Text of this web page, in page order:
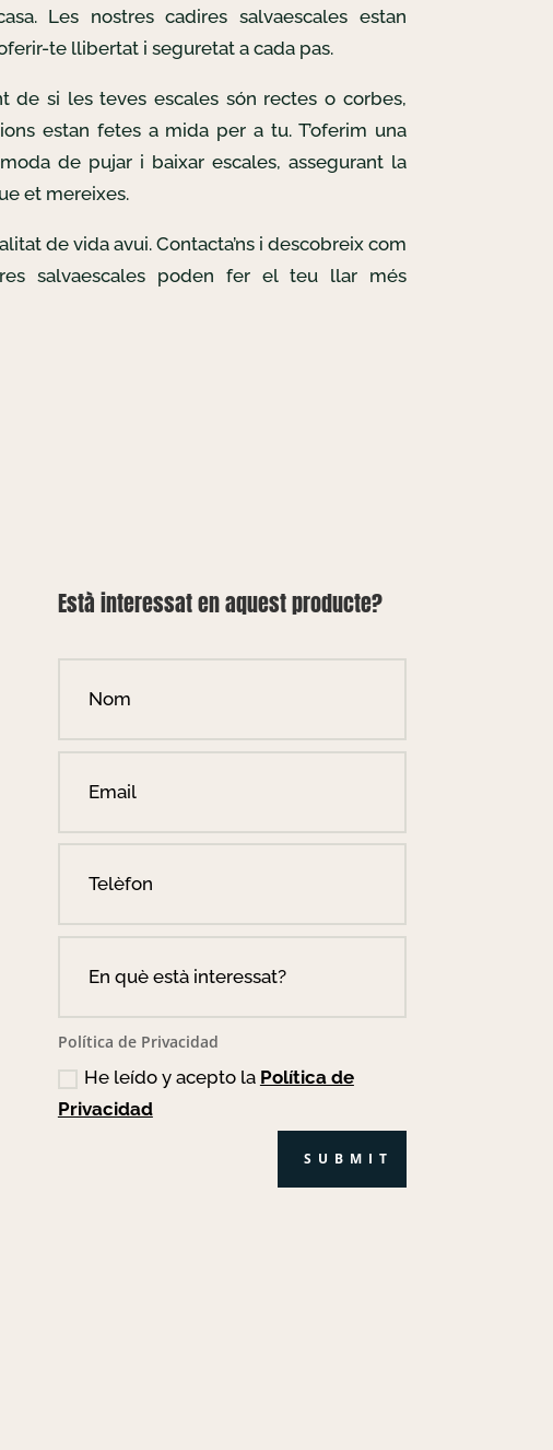
Les nostres cadires salvaescales estan
te llibertat i seguretat a cada pas.
de si les teves escales són rectes o corbes,
estan fetes a mida per a tu. T’oferim una
de pujar i baixar escales, assegurant la
et mereixes.
de vida avui. Contacta’ns i descobreix com
salvaescales poden fer el teu llar més
Està interessat en aquest producte?
Política de Privacidad
He leído y acepto la Política de
Privacidad
SUBMIT